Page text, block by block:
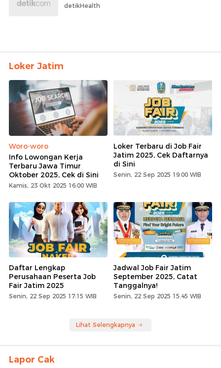
detikHealth
Loker Jatim
Woro-woro
Info Lowongan Kerja
Terbaru Jawa Timur
Oktober 2025, Cek di Sini
Kamis, 23 Okt 2025 16:00 WIB
Loker Terbaru di Job Fair
Jatim 2025, Cek Daftarnya
di Sini
Senin, 22 Sep 2025 19:00 WIB
Daftar Lengkap
Perusahaan Peserta Job
Fair Jatim 2025
Senin, 22 Sep 2025 17:15 WIB
Jadwal Job Fair Jatim
September 2025, Catat
Tanggalnya!
Senin, 22 Sep 2025 15:45 WIB
Lihat Selengkapnya
Lapor Cak